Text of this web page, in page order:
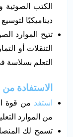
الكتب الصوتية
ديناميكيًا
تتيح الموارد
التنقلات أو
التعلم بسلاسة
الاستفادة من
استفد من قوة
من الموارد
تسمح لك